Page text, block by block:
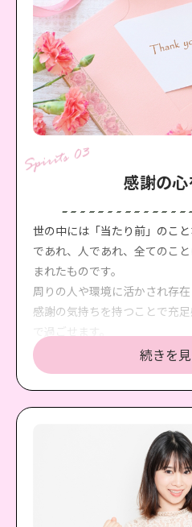
感謝の
世の中には「当たり前」のこ
であれ、人であれ、全てのこ
まれたものです。
周りの人や環境に活かされ存在
感謝の気持ちを持つことで充
で過ごせます。
そして、私達は、感謝の気持ち
ることも知っています。感謝
献心にや前向きなエネルギー
のです。
続きを